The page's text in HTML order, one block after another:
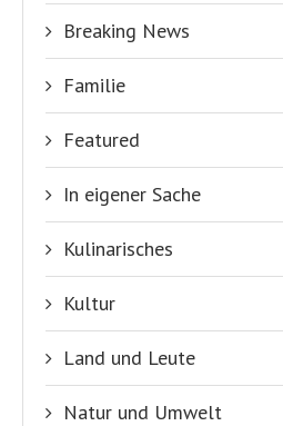
Breaking News
Familie
Featured
In eigener Sache
Kulinarisches
Kultur
Land und Leute
Natur und Umwelt